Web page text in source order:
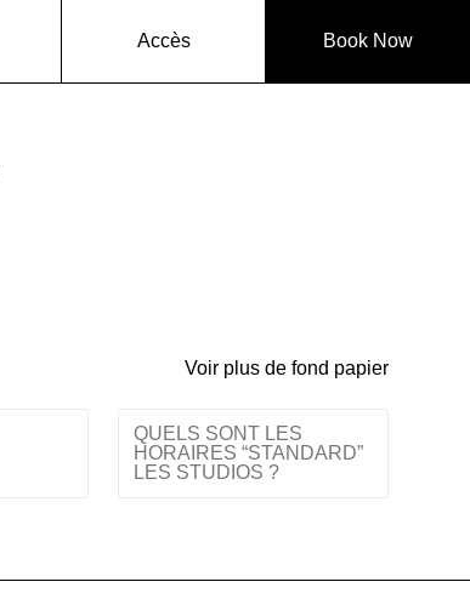
Accès Book Now
Voir plus de fond papier
QUELS SONT LES
HORAIRES “STANDARD”
LES STUDIOS ?